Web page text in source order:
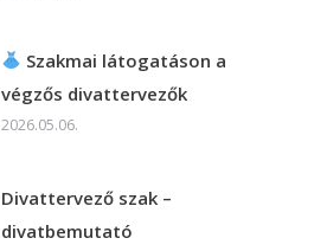
Szakmai látogatáson a
végzős divattervezők
2026.05.06.
Divattervező szak –
divatbemutató